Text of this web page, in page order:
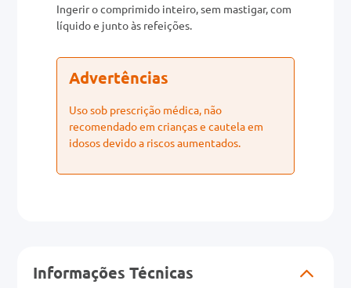
Ingerir o comprimido inteiro, sem mastigar, com
líquido e junto às refeições.
Advertências
Uso sob prescrição médica, não
recomendado em crianças e cautela em
idosos devido a riscos aumentados.
Informações Técnicas